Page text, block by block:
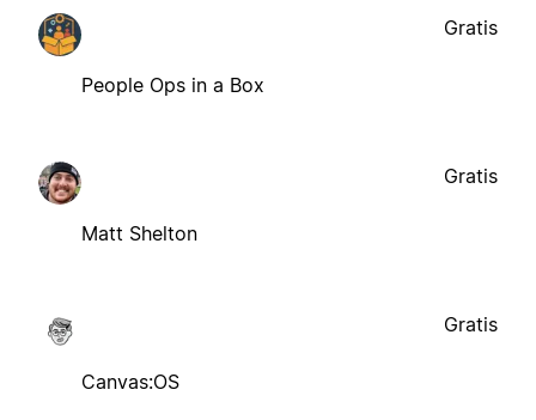
People Ops in a Box
Gratis
Matt Shelton
Gratis
Canvas:OS
Gratis